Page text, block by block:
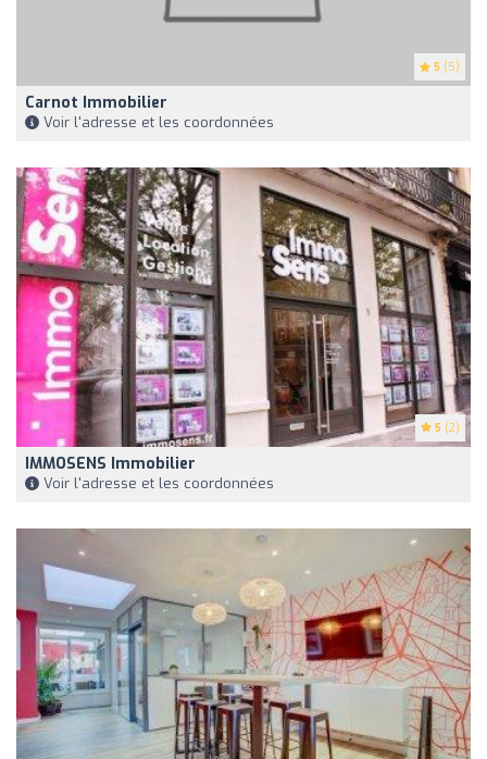
5 (5)
Carnot Immobilier
Voir l'adresse et les coordonnées
5 (2)
IMMOSENS Immobilier
Voir l'adresse et les coordonnées